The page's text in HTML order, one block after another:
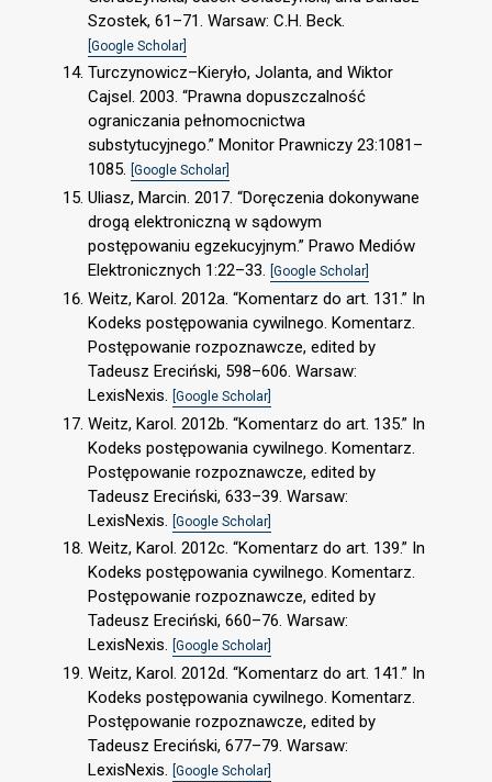
Szostek, 61–71. Warsaw: C.H. Beck.
[Google Scholar]
Turczynowicz–Kieryło, Jolanta, and Wiktor
Cajsel. 2003. “Prawna dopuszczalność
ograniczania pełnomocnictwa
substytucyjnego.” Monitor Prawniczy 23:1081–
1085. [Google Scholar]
Uliasz, Marcin. 2017. “Doręczenia dokonywane
drogą elektroniczną w sądowym
postępowaniu egzekucyjnym.” Prawo Mediów
Elektronicznych 1:22–33. [Google Scholar]
Weitz, Karol. 2012a. “Komentarz do art. 131.” In
Kodeks postępowania cywilnego. Komentarz.
Postępowanie rozpoznawcze, edited by
Tadeusz Ereciński, 598–606. Warsaw:
LexisNexis. [Google Scholar]
Weitz, Karol. 2012b. “Komentarz do art. 135.” In
Kodeks postępowania cywilnego. Komentarz.
Postępowanie rozpoznawcze, edited by
Tadeusz Ereciński, 633–39. Warsaw:
LexisNexis.
[Google Scholar]
Weitz, Karol. 2012c. “Komentarz do art. 139.” In
Kodeks postępowania cywilnego. Komentarz.
Postępowanie rozpoznawcze, edited by
Tadeusz Ereciński, 660–76. Warsaw:
LexisNexis. [Google Scholar]
Weitz, Karol. 2012d. “Komentarz do art. 141.” In
Kodeks postępowania cywilnego. Komentarz.
Postępowanie rozpoznawcze, edited by
Tadeusz Ereciński, 677–79. Warsaw:
LexisNexis. [Google Scholar]